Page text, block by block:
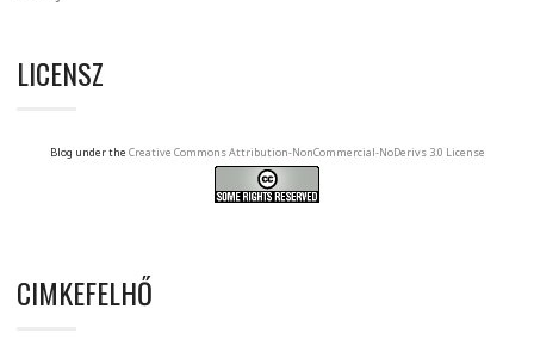
LICENSZ
Blog under the Creative Commons Attribution-NonCommercial-NoDerivs 3.0 License
CIMKEFELHŐ